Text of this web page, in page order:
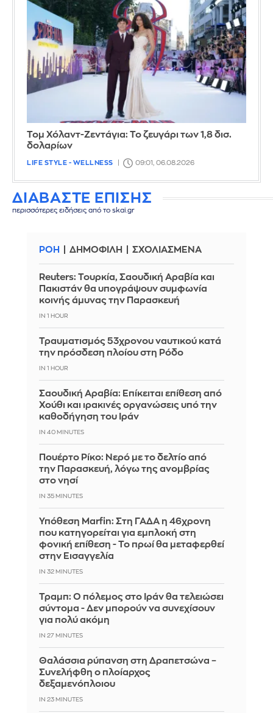
Τομ Χόλαντ-Ζεντάγια: Το ζευγάρι των 1,8 δισ.
δολαρίων
LIFE STYLE - WELLNESS 09:01, 06.08.2026
ΔΙΑΒΑΣΤΕ ΕΠΙΣΗΣ
περισσότερες ειδήσεις από το skai.gr
ΡΟΗ ΔΗΜΟΦΙΛΗ ΣΧΟΛΙΑΣΜΕΝΑ
Reuters: Τουρκία, Σαουδική Αραβία και
Πακιστάν θα υπογράψουν συμφωνία
κοινής άμυνας την Παρασκευή
IN 1 HOUR
Τραυματισμός 53χρονου ναυτικού κατά
την πρόσδεση πλοίου στη Ρόδο
IN 1 HOUR
Σαουδική Αραβία: Επίκειται επίθεση από
Χούθι και ιρακινές οργανώσεις υπό την
καθοδήγηση του Ιράν
IN 40 MINUTES
Πουέρτο Ρίκο: Νερό με το δελτίο από
την Παρασκευή, λόγω της ανομβρίας
στο νησί
IN 35 MINUTES
Υπόθεση Marfin: Στη ΓΑΔΑ η 46χρονη
που κατηγορείται για εμπλοκή στη
φονική επίθεση - Το πρωί θα μεταφερθεί
στην Εισαγγελία
IN 32 MINUTES
Τραμπ: Ο πόλεμος στο Ιράν θα τελειώσει
σύντομα - Δεν μπορούν να συνεχίσουν
για πολύ ακόμη
IN 27 MINUTES
Θαλάσσια ρύπανση στη Δραπετσώνα –
Συνελήφθη ο πλοίαρχος
δεξαμενόπλοιου
IN 23 MINUTES